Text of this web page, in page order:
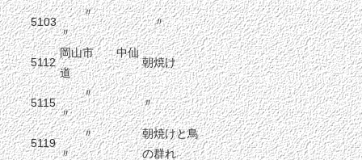
5103
〃
〃
〃
5112
岡山市 中仙
道
朝焼け
5115
〃
〃
〃
5119
〃
〃
朝焼けと鳥
の群れ